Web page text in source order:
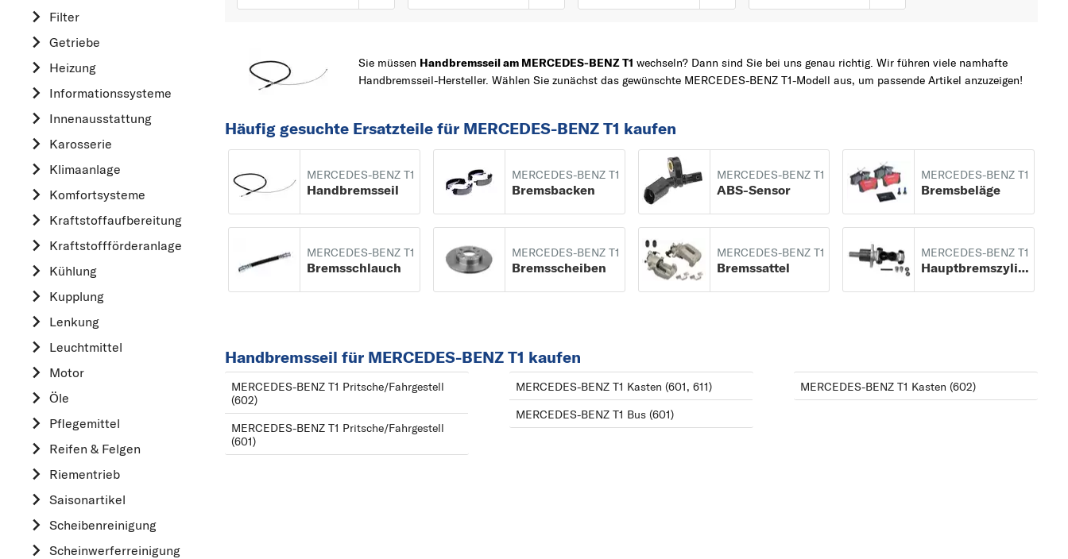
Filter
Getriebe
Heizung
Informationssysteme
Innenausstattung
Karosserie
Klimaanlage
Komfortsysteme
Kraftstoff­aufbereitung
Kraftstoff­förderanlage
Kühlung
Kupplung
Lenkung
Leuchtmittel
Motor
Öle
Pflegemittel
Reifen & Felgen
Riementrieb
Saisonartikel
Scheibenreinigung
Scheinwerferreinigung
OPEL
FORD
AUDI
A
ALFA ROMEO
BMW
C
D
DACIA
DAIHATSU
F
A-KLASSE
B-KLASSE
SLK
A-KLASSE
C
C-KLASSE
CABRIOLET
T1 Kasten (601, 611) ab
T1 Kasten (602) ab
10/1982 bis 02/1996
T1
Pritsche/Fahrgestell
T1
Pritsche/Fahrgestell
Sie müssen Handbremsseil am MERCEDES-BENZ T1 wechseln? Dann sind Sie bei uns genau richtig. Wir führen viele namhafte
Handbremsseil-Hersteller. Wählen Sie zunächst das gewünschte MERCEDES-BENZ T1-Modell aus, um passende Artikel anzuzeigen!
Häufig gesuchte Ersatzteile für MERCEDES-BENZ T1 kaufen
MERCEDES-BENZ T1
Handbremsseil
MERCEDES-BENZ T1
Bremsbacken
MERCEDES-BENZ T1
ABS-Sensor
MERCEDES-BENZ T1
Bremsbeläge
MERCEDES-BENZ T1
Bremsschlauch
MERCEDES-BENZ T1
Bremsscheiben
MERCEDES-BENZ T1
Bremssattel
MERCEDES-BENZ T1
Hauptbremszylinder
Handbremsseil für MERCEDES-BENZ T1 kaufen
MERCEDES-BENZ T1 Pritsche/Fahrgestell
(602)
MERCEDES-BENZ T1 Pritsche/Fahrgestell
(601)
MERCEDES-BENZ T1 Kasten (601, 611)
MERCEDES-BENZ T1 Bus (601)
MERCEDES-BENZ T1 Kasten (602)